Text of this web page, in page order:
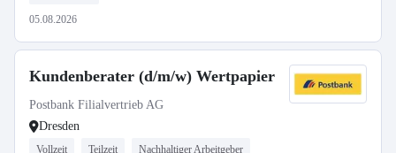
05.08.2026
Kundenberater (d/m/w) Wertpapier
Postbank Filialvertrieb AG
Dresden
Vollzeit Teilzeit Nachhaltiger Arbeitgeber